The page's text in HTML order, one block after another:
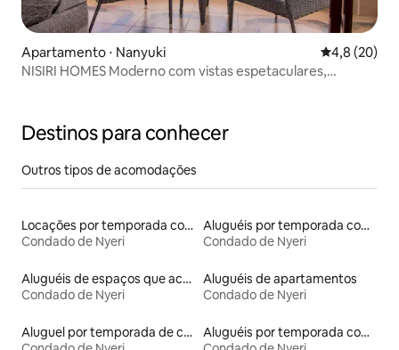
Apartamento ⋅ Nanyuki 4,8 de uma
4,8 (20)
NISIRI HOMES Moderno com vistas espetaculares,
Destinos para conhecer
Outros tipos de acomodações
Locações por temporada com piscina
Condado de Nyeri
Aluguéis por temporada com banheira de hidromassagem
Condado de Nyeri
Aluguéis de espaços que aceitam animais de estimação
Condado de Nyeri
Aluguéis de apartamentos
Condado de Nyeri
Aluguel por temporada de casas de hóspedes
Aluguéis por temporada com café da manhã